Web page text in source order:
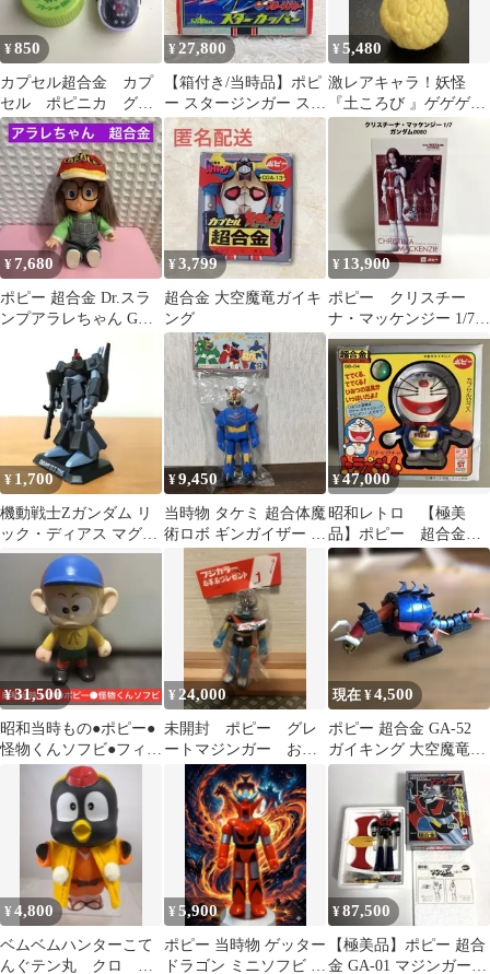
¥850
カプセル超合金 カプ
セル ポピニカ グレ
ートマジンガー クイ
ーンスター
¥27,800
【箱付き/当時品】ポピ
ー スタージンガー スタ
ーカッパー VA-13 ビク
トラー
¥5,480
激レアキャラ！妖怪
『土ころび 』ゲゲゲの
鬼太郎 バンダイ 消しゴ
ム 塩ビ人形
¥7,680
ポピー 超合金 Dr.スラ
ンプアラレちゃん GB-
46 1981年製 レトロ
¥3,799
超合金 大空魔竜ガイキ
ング
¥ 13,900
ポピー クリスチー
ナ・マッケンジー 1/7
ガンダム0080 フィギュ
ア
¥ 1,700
機動戦士Zガンダム リ
ック・ディアス マグネ
ットアクション
¥9,450
当時物 タケミ 超合体魔
術ロボ ギンガイザー ス
ピンランサー ソフビ
¥47,000
昭和レトロ 【極美
品】ポピー 超合金
ガチャガチャ ドラえ
もん GB-04
¥31,500
昭和当時もの●ポピー●
怪物くんソフビ●フィギ
¥24,000
未開封 ポピー グレ
ートマジンガー お年
玉プレゼント
現在 ¥4,500
ポピー 超合金 GA-52
ガイキング 大空魔竜
ジャンク
¥4,800
ベムベムハンターこて
んぐテン丸 クロ ソ
¥5,900
ポピー 当時物 ゲッター
ドラゴン ミニソフビ 昭
¥87,500
【極美品】ポピー 超合
金 GA-01 マジンガーZ